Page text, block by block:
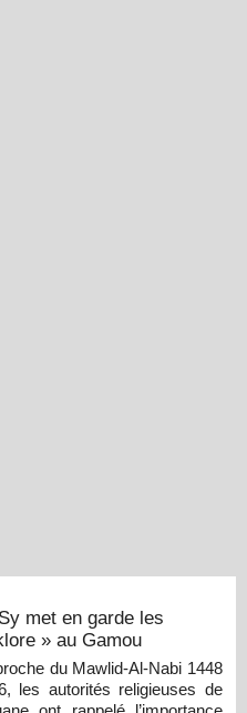
met en garde les
» au Gamou
du Mawlid-Al-Nabi 1448
les autorités religieuses de